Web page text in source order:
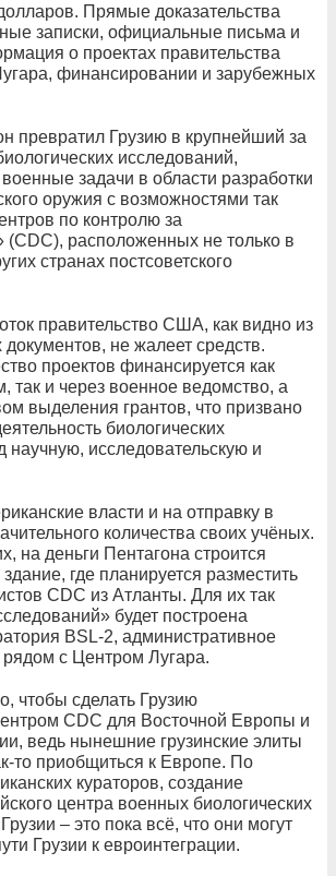
Прямые доказательства
записки, официальные письма и
о проектах правительства
финансировании и зарубежных
превратил Грузию в крупнейший за
исследований,
задачи в области разработки
оружия с возможностями так
по контролю за
(CDC), расположенных не только в
странах постсоветского
правительство США, как видно из
не жалеет средств.
проектов финансируется как
так и через военное ведомство, а
выделения грантов, что призвано
биологических
научную, исследовательскую и
власти и на отправку в
количества своих учёных.
на деньги Пентагона строится
где планируется разместить
CDC из Атланты. Для их так
будет построена
BSL-2, административное
рядом с Центром Лугара.
чтобы сделать Грузию
CDC для Восточной Европы и
ведь нынешние грузинские элиты
то приобщиться к Европе. По
кураторов, создание
центра военных биологических
– это пока всё, что они могут
Грузии к евроинтеграции.